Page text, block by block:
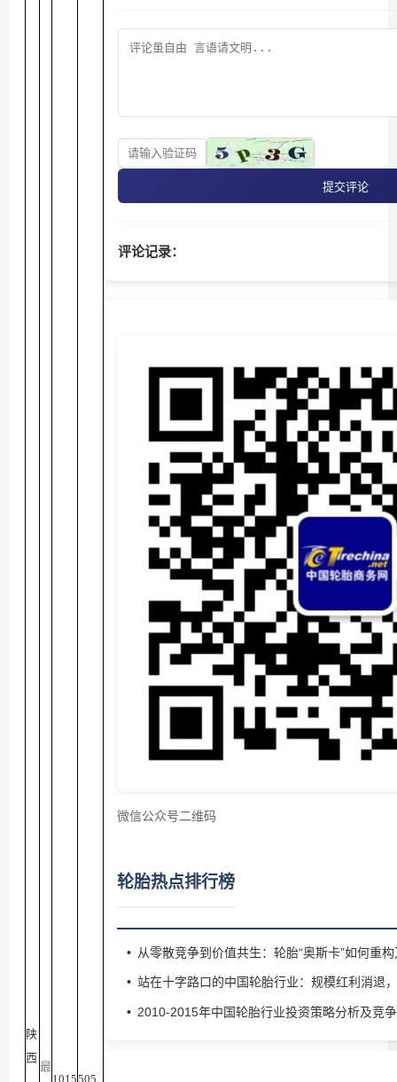
陕
西
最
1015505
提交评论
评论记录：
微信公众号二维码
轮胎热点排行榜
从零散竞争到价值共生：轮胎“奥斯卡”如何重
站在十字路口的中国轮胎行业：规模红利消退
2010-2015年中国轮胎行业投资策略分析及竞